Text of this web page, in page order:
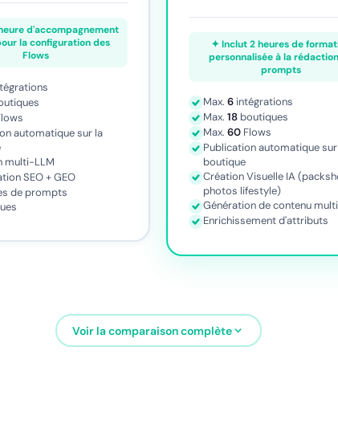
d'accompagnement
la configuration des
Flows
automatique sur la
multi-LLM
SEO + GEO
de prompts
✦ Inclut 2 heures de
personnalisée à la
prompts
Max. 6 intégrations
Max. 18 boutiques
Max. 60 Flows
Publication automatique
boutique
Création Visuelle IA
photos lifestyle)
Génération de contenu
Enrichissement d'attributs
Voir la comparaison complète